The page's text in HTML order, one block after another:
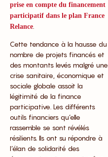
prise en compte du financement
participatif dans le plan France
Relance
Cette tendance à la hausse du
nombre de projets financés et
des montants levés malgré une
crise sanitaire, économique et
sociale globale assoit la
légitimité de la finance
participative. Les différents
outils financiers qu’elle
rassemble se sont révélés
résilients. Ils ont su répondre à
l’élan de solidarité des